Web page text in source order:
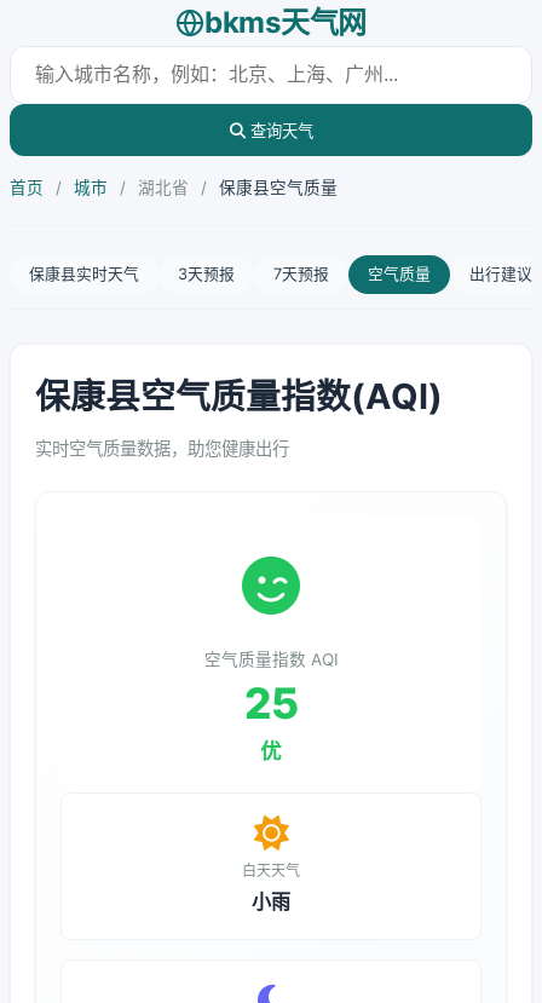
bkms天气网
查询天气
首页 / 城市 / 湖北省 / 保康县空气质量
保康县实时天气 3天预报 7天预报 空气质量 出行建议
保康县空气质量指数(AQI)
实时空气质量数据，助您健康出行
空气质量指数 AQI
25
优
白天天气
小雨